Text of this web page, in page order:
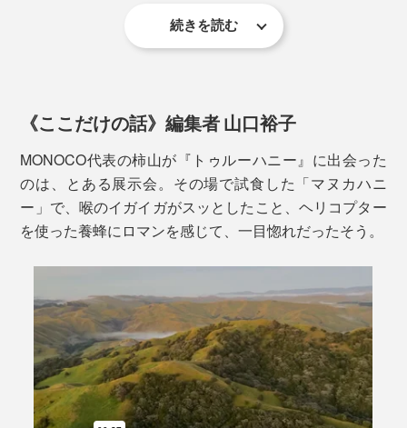
また、「マヌカハニー」は、喉だけでなく、口内のネバ
つき対策や、腸内環境にも良いとされ、「排気口の掃
多く実証されています。
※株式会社シクロケムバイオ
第10回 マヌカハニーの効果①＜抗菌作用＞
高級感のあるパッケージで、プレゼントにもぴったり。
なります。
マヌカは、フトモモ科の低木。梅に似た白い花を咲かせる
森」が必要なのです。
限られた場所で、限られた期間にしか採取することので
きない「マヌカハニー」。希少価値が高く、他のハチミ
ツよりも高額である理由のひとつが、ここにあります。
等という意味。一般的に、医療用のフェノー液は2〜5％
希釈なので、その抗菌力の高さが分かります。
「MGO」は、天然の抗菌活性成分「メチルグリオキサ
その根底にあるのは、「マヌカの森」と「ミツバチ」へ
の畏敬の念。
熟練の養蜂家によって、ミツバチの健康と巣箱をケア、
採蜜はミツバチのストレスを最小限に抑えて慎重に。養
蜂家1人に対するミツバチの数を少なくすることで、手
厚く世話をする体制を整えています。
続きを読む
《ここだけの話》編集者 山口裕子
MONOCO代表の柿山が『トゥルーハニー』に出会った
のは、とある展示会。その場で試食した「マヌカハニ
ー」で、喉のイガイガがスッとしたこと、ヘリコプター
を使った養蜂にロマンを感じて、一目惚れだったそう。